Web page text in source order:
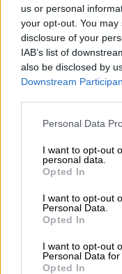
us or personal
your opt-out. You
disclosure of your
IAB’s list of
also be disclosed by
Downstream
Please note that this
not limited to your
grant or deny
use your data for
consent section.
Personal Data
I want to opt-out
personal data.
Opted In
I want to opt-out
Personal Data.
Opted In
I want to opt-out
Personal Data for
Opted In
Ο Έλληνας
αναμέτρηση
ριμπάουντ, 10
μπλοκ σε 32
δίποντα και
φοβερή
οποίος βεβαίως
υποψηφιότητα
σεζόν.